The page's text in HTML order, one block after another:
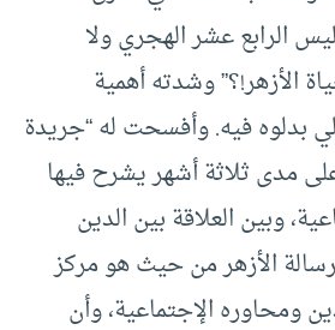
الرابع عشر الهجري ولا
الأزهر!؟” وشدته أهمية
بدلوه فيه. وأفسحت له “جريدة
مدى ثلاثة أشهر يشرح فيها
وبين العلاقة بين الدين
الأزهر من حيث هو مركز
ومحاوره الإجتماعية، وأن